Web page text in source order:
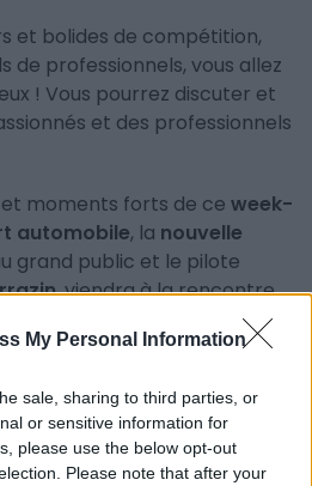
My Personal Information
sale, sharing to third parties, or
or sensitive information for
please use the below opt-out
Please note that after your
et bolides de compétition,
de professionnels, vous allez
! Vous pourrez discuter et
et des professionnels
et moments forts de ce week-
automobile, la nouvelle
grand public et le pilote
, viendra à la rencontre
automobile et de ses fans.
lors de ce
dePalavas-les-